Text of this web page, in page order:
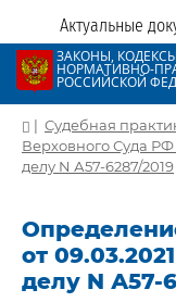
Актуальные
ЗАКОНЫ,
НОРМАТИВНО-
РОССИЙСКОЙ
| Судебная
Верховного Суда РФ
делу N А57-6287/2019
от
делу N А57-